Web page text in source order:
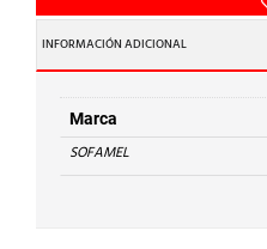
HUECA
DOBLE
APF/D-
16,00
MARFIL
cantidad
INFORMACIÓN ADICIONAL
Marca
SOFAMEL